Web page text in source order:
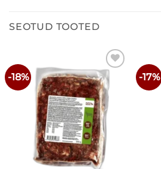
SEOTUD TOOTED
-18%
LISA
SOOVINIMEKIRJA
-17%